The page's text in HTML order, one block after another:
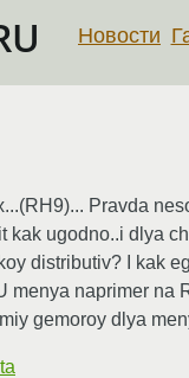
Новости
Pravda
kak ugodno..i dlya
distributiv? I kak
menya naprimer na
gemoroy dlya